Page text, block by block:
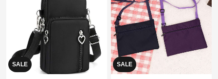
SALE SALE